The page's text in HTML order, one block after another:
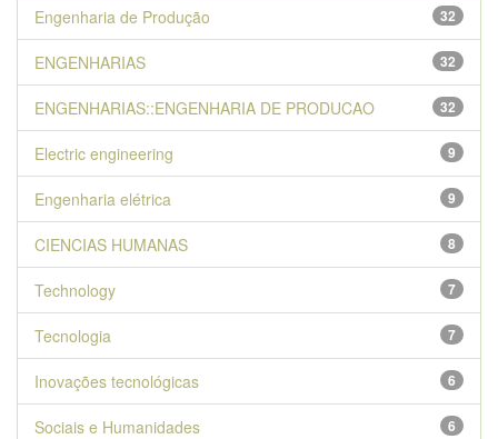
32
Engenharia de Produção
32
ENGENHARIAS
32
ENGENHARIAS::ENGENHARIA DE PRODUCAO
9
Electric engineering
9
Engenharia elétrica
8
CIENCIAS HUMANAS
7
Technology
7
Tecnologia
6
Inovações tecnológicas
6
Sociais e Humanidades